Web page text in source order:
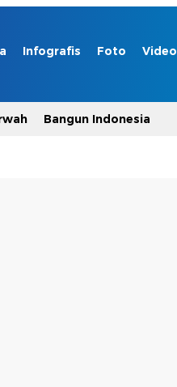
Infografis Foto Video
Bangun Indonesia